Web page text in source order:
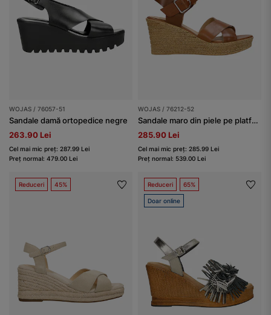
WOJAS / 76057-51
Sandale damă ortopedice negre
263.90 Lei
Cel mai mic preț: 287.99 Lei
Preț normal: 479.00 Lei
WOJAS / 76212-52
Sandale maro din piele pe platformă
285.90 Lei
Cel mai mic preț: 285.99 Lei
Preț normal: 539.00 Lei
Reduceri 45% Reduceri 65%
Doar online